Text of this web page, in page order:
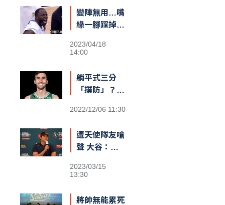
隊友，台灣給
我一對翅膀」
變陣無用…嘴
綠一腳踩掉勇
2023/04/18
14:00
躺平式三分
「撲防」？
Kornet遮蓋
熱議
2022/12/06 11:30
遭天使隊友嗆
聲 大谷：還
容
2023/03/15
13:30
將帥無能累死